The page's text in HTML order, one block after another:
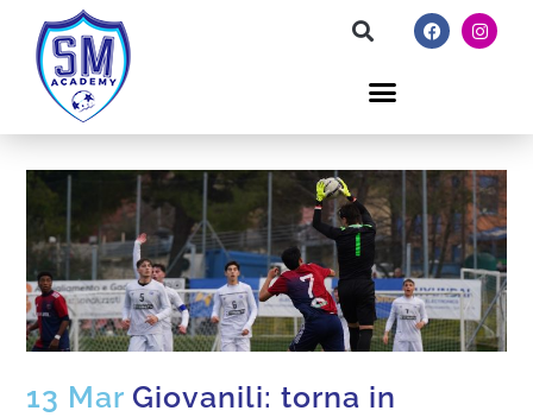
13 Mar Giovanili: torna in